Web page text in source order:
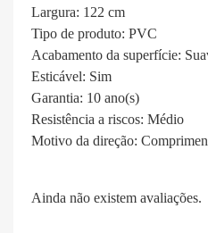
Largura: 122 cm
Tipo de produto: PVC
Acabamento da superfície:
Esticável: Sim
Garantia: 10 ano(s)
Resistência a riscos: Médio
Motivo da direção:
Ainda não existem avaliações.